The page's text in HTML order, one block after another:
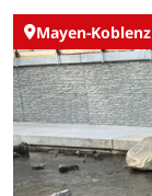
Mayen-Koblenz